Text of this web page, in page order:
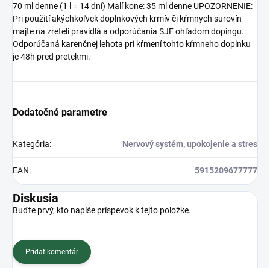
70 ml denne (1 l = 14 dní) Malí kone: 35 ml denne UPOZORNENIE:
Pri použití akýchkoľvek doplnkových krmív či kŕmnych surovín
majte na zreteli pravidlá a odporúčania SJF ohľadom dopingu.
Odporúčaná karenčnej lehota pri kŕmení tohto kŕmneho doplnku
je 48h pred pretekmi.
Dodatočné parametre
Kategória: Nervový systém, upokojenie a stres
EAN: 5915209677777
Diskusia
Buďte prvý, kto napíše príspevok k tejto položke.
Pridať komentár